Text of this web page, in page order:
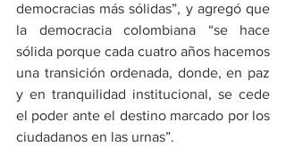
democracias más sólidas”, y agregó que
la democracia colombiana “se hace
sólida porque cada cuatro años hacemos
una transición ordenada, donde, en paz
y en tranquilidad institucional, se cede
el poder ante el destino marcado por los
ciudadanos en las urnas”.